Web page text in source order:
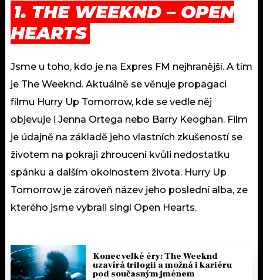
1. THE WEEKND – OPEN
HEARTS
Jsme u toho, kdo je na Expres FM nejhranější. A tím
je The Weeknd. Aktuálně se věnuje propagaci
filmu Hurry Up Tomorrow, kde se vedle něj
objevuje i Jenna Ortega nebo Barry Keoghan. Film
je údajně na základě jeho vlastních zkušeností se
životem na pokraji zhroucení kvůli nedostatku
spánku a dalším okolnostem života. Hurry Up
Tomorrow je zároveň název jeho poslední alba, ze
kterého jsme vybrali singl Open Hearts.
Konec velké éry: The Weeknd
uzavírá trilogii a možná i kariéru
pod současným jménem